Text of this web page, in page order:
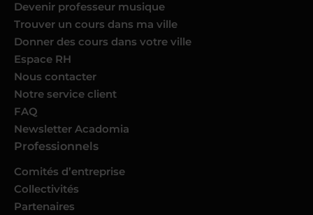
Devenir professeur musique
Trouver un cours dans ma ville
Donner des cours dans votre ville
Espace RH
Nous contacter
Notre service client
FAQ
Newsletter Acadomia
Professionnels
Comités d’entreprise
Collectivités
Partenaires